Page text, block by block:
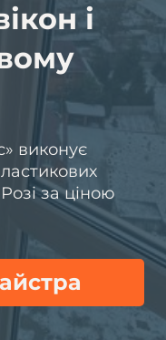
і
виконує
за ціною